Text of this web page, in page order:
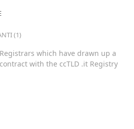
(1)
Registrars which have drawn up a
contract with the ccTLD .it Registry